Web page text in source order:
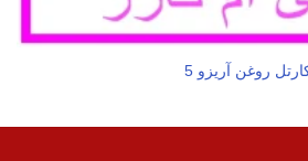
روغن آریزو 5